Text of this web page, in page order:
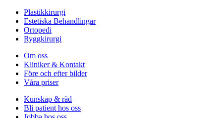
Plastikkirurgi
Estetiska Behandlingar
Ortopedi
Ryggkirurgi
Om oss
Kliniker & Kontakt
Före och efter bilder
Våra priser
Kunskap & råd
Bli patient hos oss